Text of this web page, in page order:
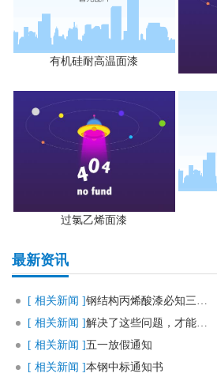
有机硅耐高温面漆
过氯乙烯面漆
最新资讯
[ 相关新闻 ] 钢结构丙烯酸漆必知三个要点
[ 相关新闻 ]
解决了这些问题，才能用好马路划..
[ 相关新闻 ]五一放假通知
[ 相关新闻 ]本钢中标通知书